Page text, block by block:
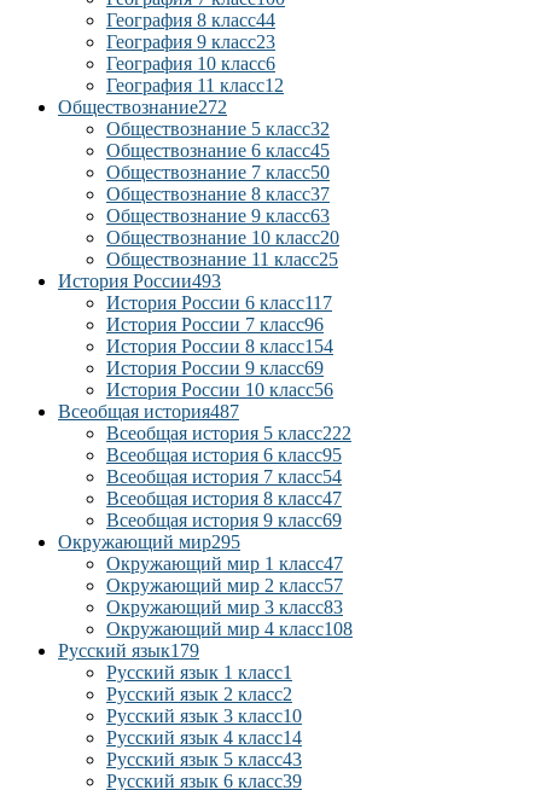
География 8 класс44
География 9 класс23
География 10 класс6
География 11 класс12
Обществознание272
Обществознание 5 класс32
Обществознание 6 класс45
Обществознание 7 класс50
Обществознание 8 класс37
Обществознание 9 класс63
Обществознание 10 класс20
Обществознание 11 класс25
История России493
История России 6 класс117
История России 7 класс96
История России 8 класс154
История России 9 класс69
История России 10 класс56
Всеобщая история487
Всеобщая история 5 класс222
Всеобщая история 6 класс95
Всеобщая история 7 класс54
Всеобщая история 8 класс47
Всеобщая история 9 класс69
Окружающий мир295
Окружающий мир 1 класс47
Окружающий мир 2 класс57
Окружающий мир 3 класс83
Окружающий мир 4 класс108
Русский язык179
Русский язык 1 класс1
Русский язык 2 класс2
Русский язык 3 класс10
Русский язык 4 класс14
Русский язык 5 класс43
Русский язык 6 класс39